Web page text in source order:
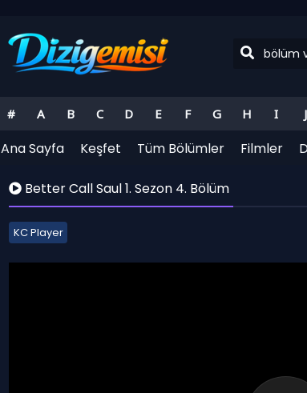
# A B C D E F G H I J
Ana Sayfa Keşfet Tüm Bölümler Filmler
Better Call Saul 1. Sezon 4. Bölüm
KC Player